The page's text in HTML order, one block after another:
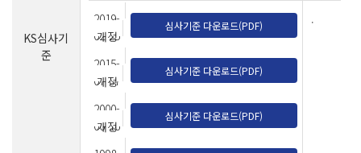
KS심사기
준
2019-
02-25
개정
심사기준 다운로드(PDF) .
2015-
07-07
개정
심사기준 다운로드(PDF)
2000-
06-16
개정
심사기준 다운로드(PDF)